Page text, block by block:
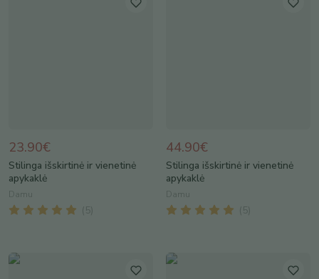
23.90€
Stilinga išskirtinė ir vienetinė
apykaklė
Damu
( 5
44.90€
Stilinga išskirtinė ir vienetinė
apykaklė
Damu
( 5